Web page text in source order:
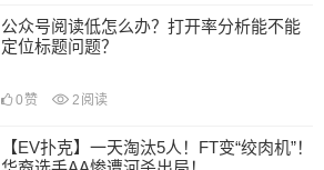
公众号阅读低怎么办？打开率分析能不能
定位标题问题？
0 赞 2 阅读
【EV扑克】一天淘汰5人！FT变“绞肉机”！